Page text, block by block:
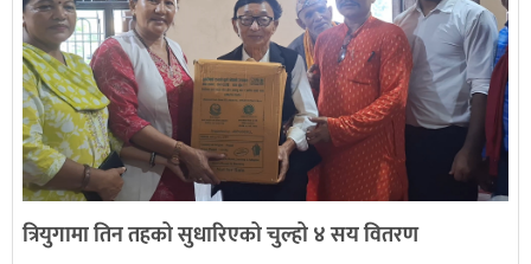
त्रियुगामा तिन तहको सुधारिएको चुल्हो ४ सय वितरण